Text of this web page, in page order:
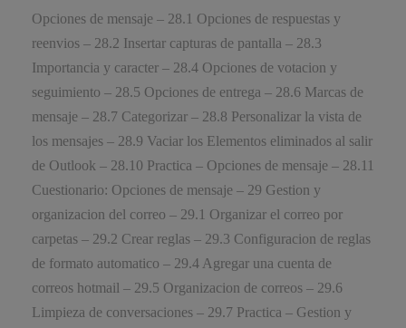
Opciones de mensaje – 28.1 Opciones de respuestas y
reenvios – 28.2 Insertar capturas de pantalla – 28.3
Importancia y caracter – 28.4 Opciones de votacion y
seguimiento – 28.5 Opciones de entrega – 28.6 Marcas de
mensaje – 28.7 Categorizar – 28.8 Personalizar la vista de
los mensajes – 28.9 Vaciar los Elementos eliminados al salir
de Outlook – 28.10 Practica – Opciones de mensaje – 28.11
Cuestionario: Opciones de mensaje – 29 Gestion y
organizacion del correo – 29.1 Organizar el correo por
carpetas – 29.2 Crear reglas – 29.3 Configuracion de reglas
de formato automatico – 29.4 Agregar una cuenta de
correos hotmail – 29.5 Organizacion de correos – 29.6
Limpieza de conversaciones – 29.7 Practica – Gestion y